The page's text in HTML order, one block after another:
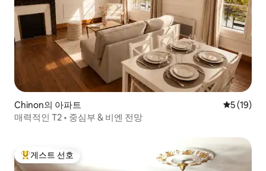
Chinon의 아파트 평점 5점
5 (19)
매력적인 T2 • 중심부 & 비엔 전망
상위 게스트 선호
게스트 선호